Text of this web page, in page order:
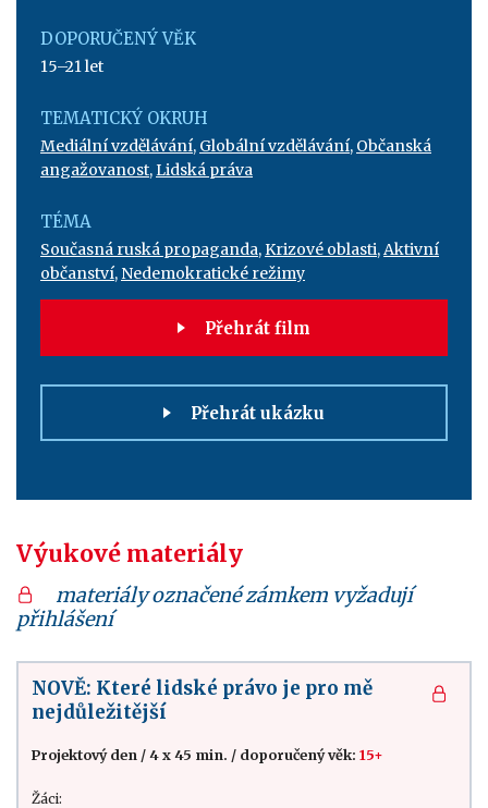
DOPORUČENÝ VĚK
15–21 let
TEMATICKÝ OKRUH
Mediální vzdělávání, Globální vzdělávání, Občanská
angažovanost,Lidská práva
TÉMA
Současná ruská propaganda,Krizové oblasti,Aktivní
občanství, Nedemokratické režimy
Přehrát film
Přehrát ukázku
Výukové materiály
materiály označené zámkem vyžadují
přihlášení
NOVĚ: Které lidské právo je pro mě
nejdůležitější
Projektový den / 4 x 45 min. / doporučený věk: 15+
Žáci: